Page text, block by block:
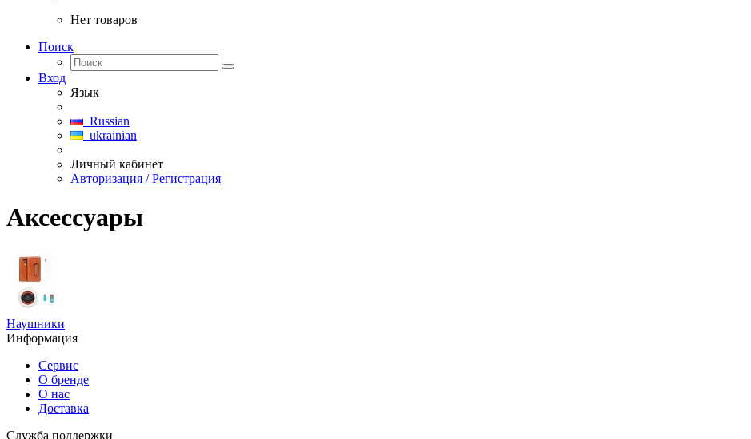
Нет товаров
Поиск
Вход
Язык
Russian
ukrainian
Личный кабинет
Авторизация / Регистрация
Аксессуары
Наушники
Информация
Сервис
О бренде
О нас
Доставка
Служба поддержки